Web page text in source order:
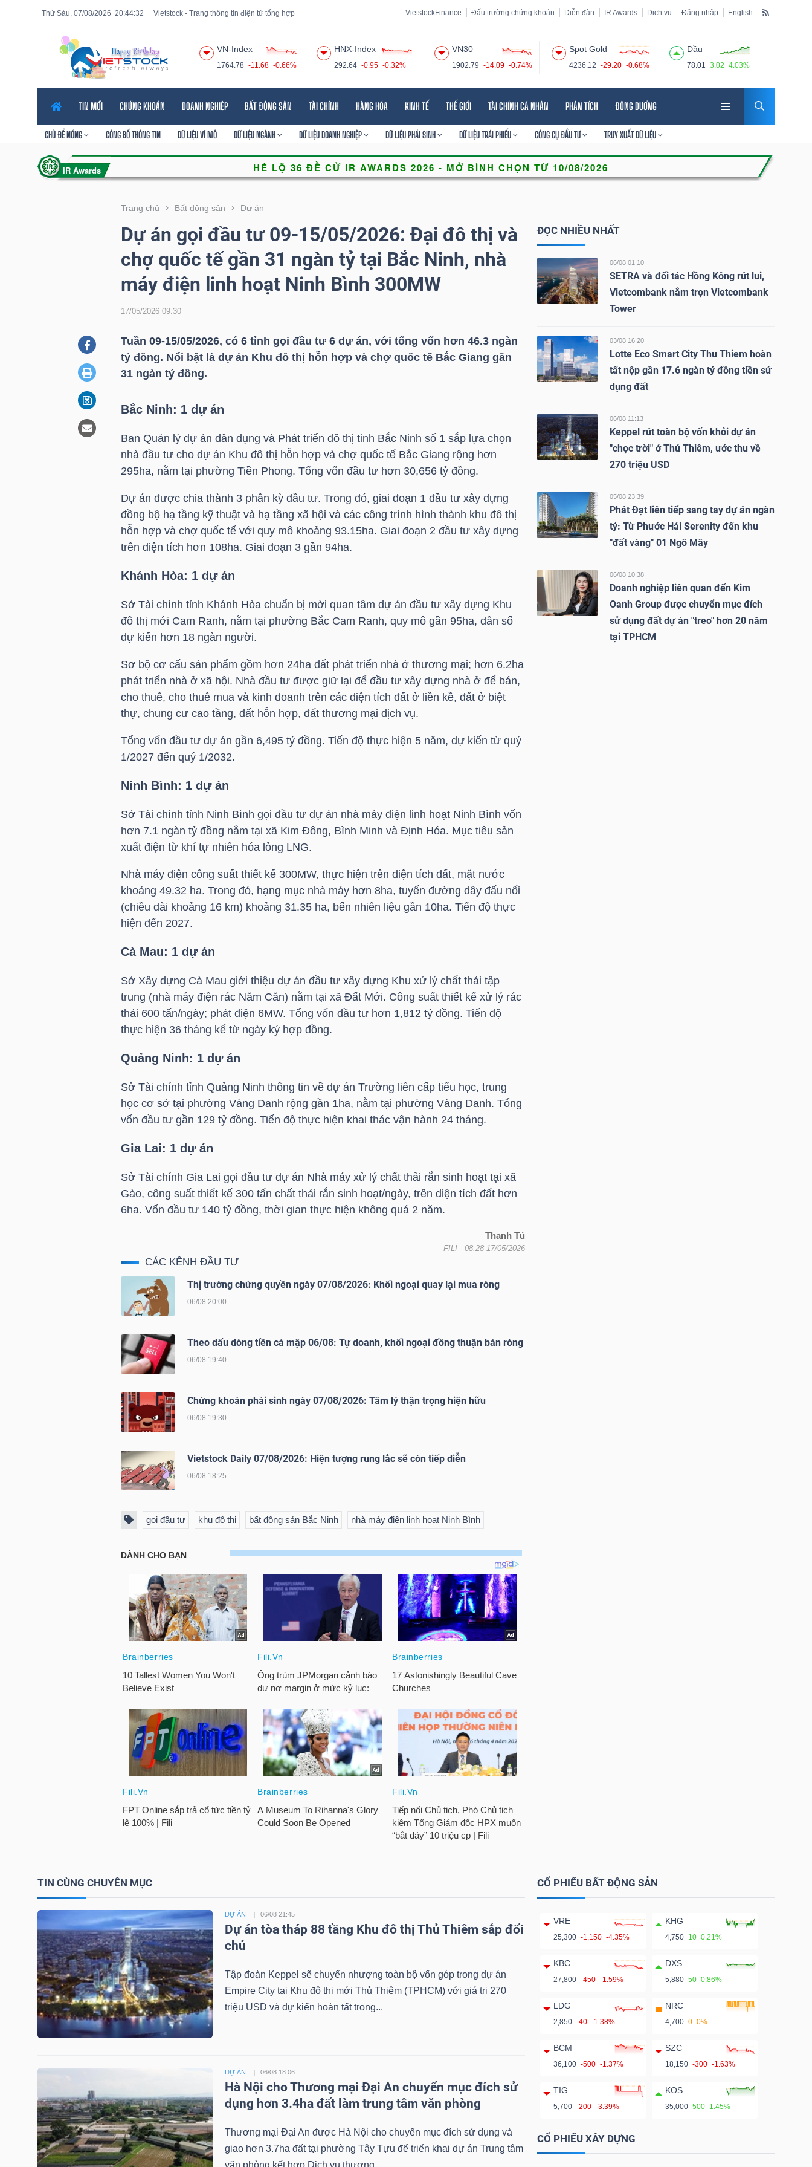
20:44:33
Thứ Sáu, 07/08/2026 Vietstock - Trang thông tin điện tử tổng hợp VietstockFinance Đấu trường chứng khoán Diễn đàn IR Awards Dịch vụ Đăng nhập English
VN-Index
1764.78 -11.68 -0.66%
HNX-Index
292.64 -0.95 -0.32%
VN30
1902.79 -14.09 -0.74%
Spot Gold
4236.12 -29.20 -0.68%
Dầu
78.01 3.02 4.03%
TIN MỚI CHỨNG KHOÁN DOANH NGHIỆP BẤT ĐỘNG SẢN TÀI CHÍNH HÀNG HÓA KINH TẾ THẾ GIỚI TÀI CHÍNH CÁ NHÂN PHÂN TÍCH ĐÔNG DƯƠNG
CHỦ ĐỀ NÓNG CÔNG BỐ THÔNG TIN DỮ LIỆU VĨ MÔ DỮ LIỆU NGÀNH DỮ LIỆU DOANH NGHIỆP DỮ LIỆU PHÁI SINH DỮ LIỆU TRÁI PHIẾU CÔNG CỤ ĐẦU TƯ TRUY XUẤT DỮ LIỆU
Trang chủ Bất động sản Dự án
Dự án gọi đầu tư 09-15/05/2026: Đại đô thị và
chợ quốc tế gần 31 ngàn tỷ tại Bắc Ninh, nhà
máy điện linh hoạt Ninh Bình 300MW
17/05/2026 09:30
Tuần 09-15/05/2026, có 6 tỉnh gọi đầu tư 6 dự án, với tổng vốn hơn 46.3 ngàn
tỷ đồng. Nổi bật là dự án Khu đô thị hỗn hợp và chợ quốc tế Bắc Giang gần
31 ngàn tỷ đồng.
Bắc Ninh: 1 dự án
Ban Quản lý dự án dân dụng và Phát triển đô thị tỉnh Bắc Ninh số 1 sắp lựa chọn
nhà đầu tư cho dự án Khu đô thị hỗn hợp và chợ quốc tế Bắc Giang rộng hơn
295ha, nằm tại phường Tiền Phong. Tổng vốn đầu tư hơn 30,656 tỷ đồng.
Dự án được chia thành 3 phân kỳ đầu tư. Trong đó, giai đoạn 1 đầu tư xây dựng
đồng bộ hạ tầng kỹ thuật và hạ tầng xã hội và các công trình hình thành khu đô thị
hỗn hợp và chợ quốc tế với quy mô khoảng 93.15ha. Giai đoạn 2 đầu tư xây dựng
trên diện tích hơn 108ha. Giai đoạn 3 gần 94ha.
Khánh Hòa: 1 dự án
Sở Tài chính tỉnh Khánh Hòa chuẩn bị mời quan tâm dự án đầu tư xây dựng Khu
đô thị mới Cam Ranh, nằm tại phường Bắc Cam Ranh, quy mô gần 95ha, dân số
dự kiến hơn 18 ngàn người.
Sơ bộ cơ cấu sản phẩm gồm hơn 24ha đất phát triển nhà ở thương mại; hơn 6.2ha
phát triển nhà ở xã hội. Nhà đầu tư được giữ lại để đầu tư xây dựng nhà ở để bán,
cho thuê, cho thuê mua và kinh doanh trên các diện tích đất ở liền kề, đất ở biệt
thự, chung cư cao tầng, đất hỗn hợp, đất thương mại dịch vụ.
Tổng vốn đầu tư dự án gần 6,495 tỷ đồng. Tiến độ thực hiện 5 năm, dự kiến từ quý
1/2027 đến quý 1/2032.
Ninh Bình: 1 dự án
Sở Tài chính tỉnh Ninh Bình gọi đầu tư dự án nhà máy điện linh hoạt Ninh Bình vốn
hơn 7.1 ngàn tỷ đồng nằm tại xã Kim Đông, Bình Minh và Định Hóa. Mục tiêu sản
xuất điện từ khí tự nhiên hóa lỏng LNG.
Nhà máy điện công suất thiết kế 300MW, thực hiện trên diện tích đất, mặt nước
khoảng 49.32 ha. Trong đó, hạng mục nhà máy hơn 8ha, tuyến đường dây đấu nối
(chiều dài khoảng 16 km) khoảng 31.35 ha, bến nhiên liệu gần 10ha. Tiến độ thực
hiện đến 2027.
Cà Mau: 1 dự án
Sở Xây dựng Cà Mau giới thiệu dự án đầu tư xây dựng Khu xử lý chất thải tập
trung (nhà máy điện rác Năm Căn) nằm tại xã Đất Mới. Công suất thiết kế xử lý rác
thải 600 tấn/ngày; phát điện 6MW. Tổng vốn đầu tư hơn 1,812 tỷ đồng. Tiến độ
thực hiện 36 tháng kể từ ngày ký hợp đồng.
Quảng Ninh: 1 dự án
Sở Tài chính tỉnh Quảng Ninh thông tin về dự án Trường liên cấp tiểu học, trung
học cơ sở tại phường Vàng Danh rộng gần 1ha, nằm tại phường Vàng Danh. Tổng
vốn đầu tư gần 129 tỷ đồng. Tiến độ thực hiện khai thác vận hành 24 tháng.
Gia Lai: 1 dự án
Sở Tài chính Gia Lai gọi đầu tư dự án Nhà máy xử lý chất thải rắn sinh hoạt tại xã
Gào, công suất thiết kế 300 tấn chất thải rắn sinh hoạt/ngày, trên diện tích đất hơn
6ha. Vốn đầu tư 140 tỷ đồng, thời gian thực hiện không quá 2 năm.
Thanh Tú
FILI - 08:28 17/05/2026
CÁC KÊNH ĐẦU TƯ
Thị trường chứng quyền ngày 07/08/2026: Khối ngoại quay lại mua ròng
06/08 20:00
Theo dấu dòng tiền cá mập 06/08: Tự doanh, khối ngoại đồng thuận bán ròng
06/08 19:40
Chứng khoán phái sinh ngày 07/08/2026: Tâm lý thận trọng hiện hữu
06/08 19:30
Vietstock Daily 07/08/2026: Hiện tượng rung lắc sẽ còn tiếp diễn
06/08 18:25
gọi đầu tư khu đô thị bất động sản Bắc Ninh nhà máy điện linh hoạt Ninh Bình
ĐỌC NHIỀU NHẤT
06/08 01:10
SETRA và đối tác Hồng Kông rút lui,
Vietcombank nắm trọn Vietcombank
Tower
03/08 16:20
Lotte Eco Smart City Thu Thiem hoàn
tất nộp gần 17.6 ngàn tỷ đồng tiền sử
dụng đất
06/08 11:13
Keppel rút toàn bộ vốn khỏi dự án
"chọc trời" ở Thủ Thiêm, ước thu về
270 triệu USD
05/08 23:39
Phát Đạt liên tiếp sang tay dự án ngàn
tỷ: Từ Phước Hải Serenity đến khu
"đất vàng" 01 Ngô Mây
06/08 10:38
Doanh nghiệp liên quan đến Kim
Oanh Group được chuyển mục đích
sử dụng đất dự án "treo" hơn 20 năm
tại TPHCM
TIN CÙNG CHUYÊN MỤC
DỰ ÁN 06/08 21:45
Dự án tòa tháp 88 tầng Khu đô thị Thủ Thiêm sắp đổi
chủ
Tập đoàn Keppel sẽ chuyển nhượng toàn bộ vốn góp trong dự án
Empire City tại Khu đô thị mới Thủ Thiêm (TPHCM) với giá trị 270
triệu USD và dự kiến hoàn tất trong...
DỰ ÁN 06/08 18:06
Hà Nội cho Thương mại Đại An chuyển mục đích sử
dụng hơn 3.4ha đất làm trung tâm văn phòng
Thương mại Đại An được Hà Nội cho chuyển mục đích sử dụng và
giao hơn 3.7ha đất tại phường Tây Tựu để triển khai dự án Trung tâm
văn phòng kết hợp Dịch vụ thương...
CỔ PHIẾU BẤT ĐỘNG SẢN
VRE
25,300 -1,150 -4.35%
KHG
4,750 10 0.21%
KBC
27,800 -450 -1.59%
DXS
5,880 50 0.86%
LDG
2,850 -40 -1.38%
NRC
4,700 0 0%
BCM
36,100 -500 -1.37%
SZC
18,150 -300 -1.63%
TIG
5,700 -200 -3.39%
KOS
35,000 500 1.45%
CỔ PHIẾU XÂY DỰNG
Tính năng
năng
VIETSTOCK
LIỆU
CÔNG
TIÊU
DÙNG
KHÔNG
THIẾT